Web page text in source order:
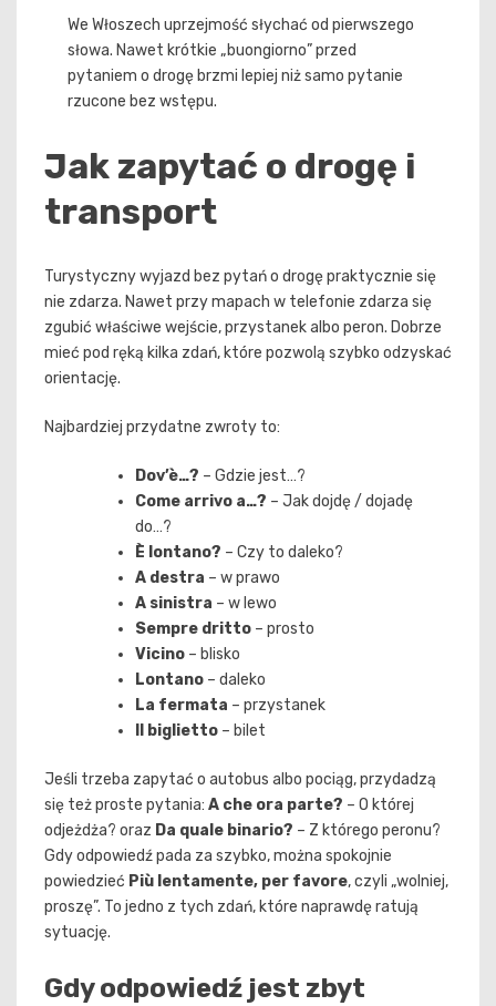
We Włoszech uprzejmość słychać od pierwszego
słowa. Nawet krótkie „buongiorno” przed
pytaniem o drogę brzmi lepiej niż samo pytanie
rzucone bez wstępu.
Jak zapytać o drogę i
transport
Turystyczny wyjazd bez pytań o drogę praktycznie się
nie zdarza. Nawet przy mapach w telefonie zdarza się
zgubić właściwe wejście, przystanek albo peron. Dobrze
mieć pod ręką kilka zdań, które pozwolą szybko odzyskać
orientację.
Najbardziej przydatne zwroty to:
Dov’è…? – Gdzie jest…?
Come arrivo a…? – Jak dojdę / dojadę
do…?
È lontano? – Czy to daleko?
A destra – w prawo
A sinistra – w lewo
Sempre dritto – prosto
Vicino – blisko
Lontano – daleko
La fermata – przystanek
Il biglietto – bilet
Jeśli trzeba zapytać o autobus albo pociąg, przydadzą
się też proste pytania: A che ora parte? – O której
odjeżdża? oraz Da quale binario? – Z którego peronu?
Gdy odpowiedź pada za szybko, można spokojnie
powiedzieć Più lentamente, per favore, czyli „wolniej,
proszę”. To jedno z tych zdań, które naprawdę ratują
sytuację.
Gdy odpowiedź jest zbyt